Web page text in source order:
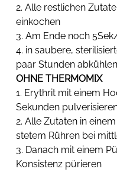
2. Alle restlichen
einkochen
3. Am Ende noch
4. in saubere,
paar Stunden
OHNE THERMOMIX
1. Erythrit mit einem
Sekunden
2. Alle Zutaten in
stetem Rühren bei
3. Danach mit einem
Konsistenz pürieren